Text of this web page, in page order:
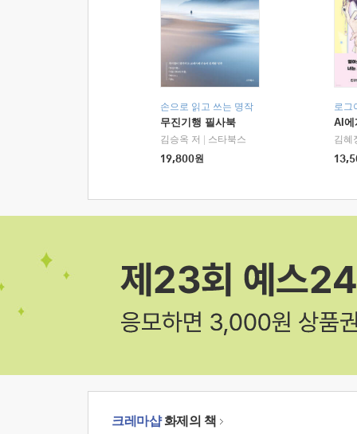
손으로 읽고 쓰는 명작
무진기행 필사북
김승옥 저
스타북스
19,800원
로그
AI에
김혜
크레마샵화제의 책